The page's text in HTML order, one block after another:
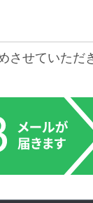
させていただ